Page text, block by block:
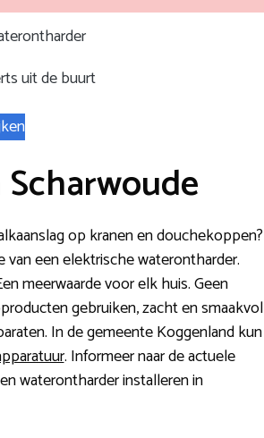
uit de buurt
op kranen en douchekoppen?
van een elektrische waterontharder.
meerwaarde voor elk huis. Geen
gebruiken, zacht en smaakvol
In de gemeente Koggenland kun
. Informeer naar de actuele
waterontharder installeren in